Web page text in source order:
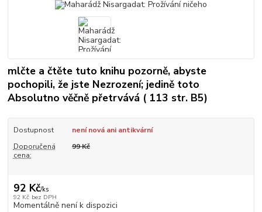
mlčte a čtěte tuto knihu pozorně, abyste
pochopili, že jste Nezrození; jedině toto
Absolutno věčně přetrvává ( 113 str. B5)
Dostupnost
není nová ani antikvární
Doporučená
cena:
99 Kč
92 Kč/ks
92 Kč bez DPH
Momentálně není k dispozici